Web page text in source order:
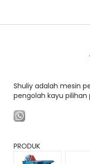
Shuliy adalah mesin
pengolah kayu
PRODUK